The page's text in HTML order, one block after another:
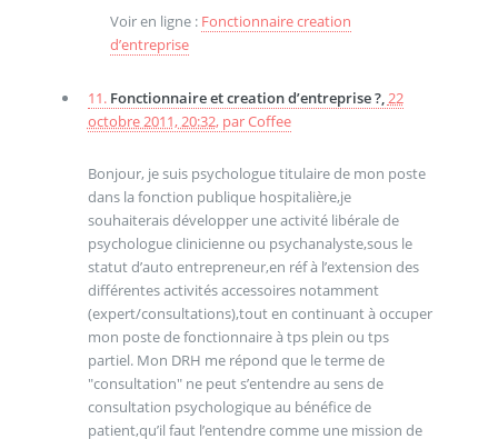
Voir en ligne : Fonctionnaire creation
d’entreprise
11. Fonctionnaire et creation d’entreprise ?,22
octobre 2011, 20:32, parCoffee
Bonjour, je suis psychologue titulaire de mon poste
dans la fonction publique hospitalière,je
souhaiterais développer une activité libérale de
psychologue clinicienne ou psychanalyste,sous le
statut d’auto entrepreneur,en réf à l’extension des
différentes activités accessoires notamment
(expert/consultations),tout en continuant à occuper
mon poste de fonctionnaire à tps plein ou tps
partiel. Mon DRH me répond que le terme de
"consultation" ne peut s’entendre au sens de
consultation psychologique au bénéfice de
patient,qu’il faut l’entendre comme une mission de